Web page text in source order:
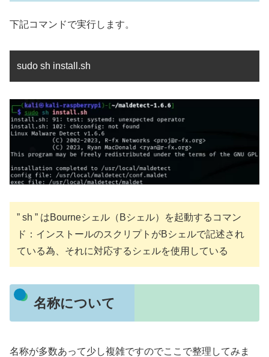
下記コマンドで実行します。
sudo sh install.sh
” sh ” はBourneシェル（Bシェル）を起動するコマン
ド：インストールのスクリプトがBシェルで記述され
ている為、それに対応するシェルを使用している
名称について
名称が多数あって少し複雑ですのでここで整理してみま